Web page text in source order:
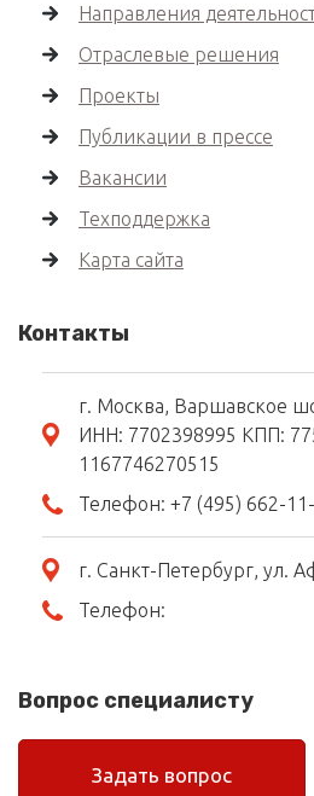
Направления
Отраслевые решения
Проекты
Публикации в прессе
Вакансии
Техподдержка
Карта сайта
Контакты
г. Москва, Варшавское
ИНН: 7702398995 КПП:
1167746270515
Телефон: +7 (495) 662-
г. Санкт-Петербург, ул.
Телефон:
Вопрос специалисту
Задать вопрос